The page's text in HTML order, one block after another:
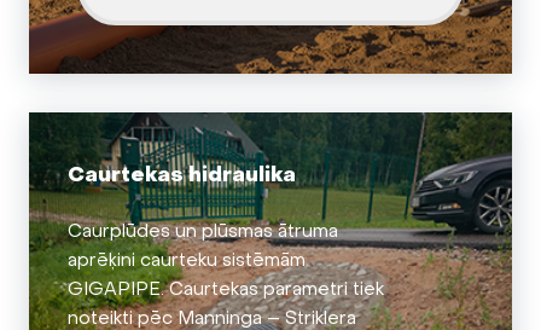
Caurtekas hidraulika
Caurplūdes un plūsmas ātruma
aprēķini caurteku sistēmām
GIGAPIPE. Caurtekas parametri tiek
noteikti pēc Manninga – Striklera